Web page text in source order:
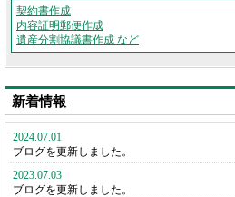
契約書作成
内容証明郵便作成
遺産分割協議書作成 など
新着情報
2024.07.01
ブログを更新しました。
2023.07.03
ブログを更新しました。